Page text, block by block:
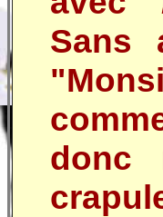
Sans
donc